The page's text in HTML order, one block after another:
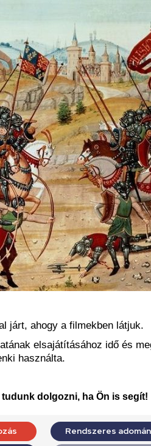
járt, ahogy a filmekben látjuk.
elsajátításához idő és
használta.
dolgozni, ha Ön is segít!